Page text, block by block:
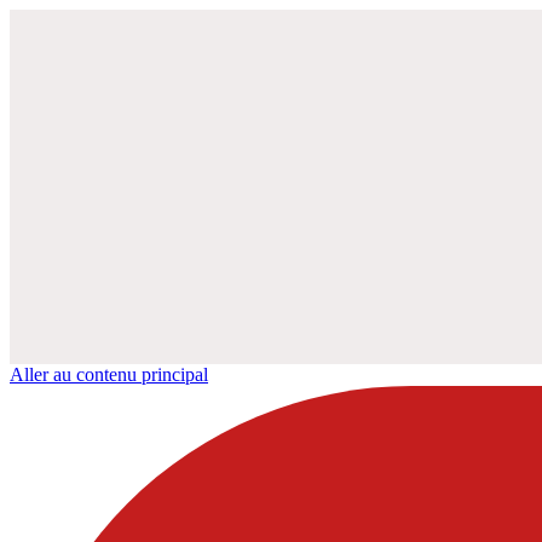
Aller au contenu principal